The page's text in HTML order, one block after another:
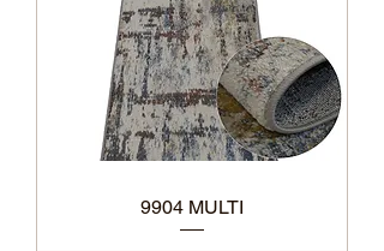
9904 MULTI